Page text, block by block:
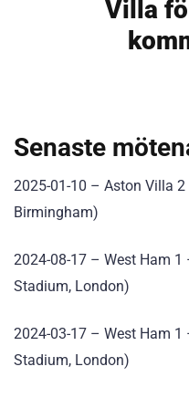
Villa
Senaste
2025-01-10 – Aston Villa
Birmingham)
2024-08-17 – West Ham 1
Stadium, London)
2024-03-17 – West Ham 1
Stadium, London)